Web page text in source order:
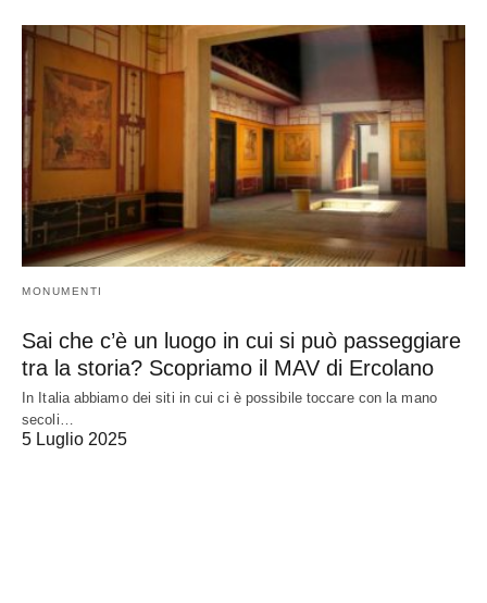
MONUMENTI
Sai che c’è un luogo in cui si può passeggiare
tra la storia? Scopriamo il MAV di Ercolano
In Italia abbiamo dei siti in cui ci è possibile toccare con la mano
secoli…
5 Luglio 2025